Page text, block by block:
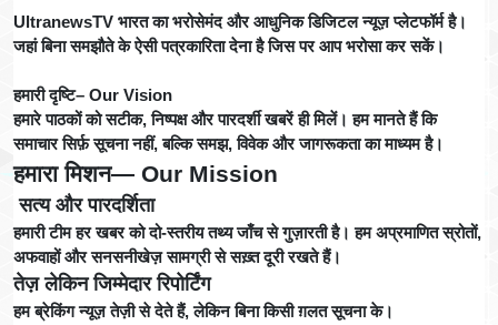
UltranewsTV भारत का भरोसेमंद और आधुनिक डिजिटल न्यूज़ प्लेटफॉर्म है।
जहां बिना समझौते के ऐसी पत्रकारिता देना है जिस पर आप भरोसा कर सकें।
हमारी दृष्टि– Our Vision
हमारे पाठकों को सटीक, निष्पक्ष और पारदर्शी खबरें ही मिलें। हम मानते हैं कि
समाचार सिर्फ़ सूचना नहीं, बल्कि समझ, विवेक और जागरूकता का माध्यम है।
हमारा मिशन— Our Mission
सत्य और पारदर्शिता
हमारी टीम हर खबर को दो-स्तरीय तथ्य जाँच से गुज़ारती है। हम अप्रमाणित स्रोतों,
अफवाहों और सनसनीखेज़ सामग्री से सख़्त दूरी रखते हैं।
तेज़ लेकिन जिम्मेदार रिपोर्टिंग
हम ब्रेकिंग न्यूज़ तेज़ी से देते हैं, लेकिन बिना किसी ग़लत सूचना के।